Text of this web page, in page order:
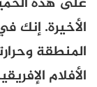
الأخيرة.
المنطقة
الأفلام